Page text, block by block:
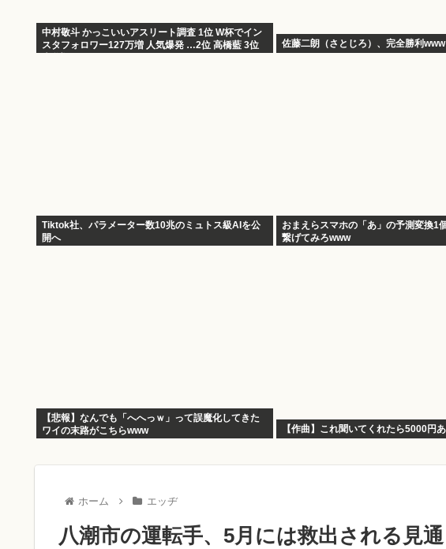
中村敬斗 かっこいいアスリート調査 1位 W杯でイン
スタフォロワー127万増 人気爆発 …2位 高橋藍 3位
佐藤二朗（さとじろ）、完全勝利www
Tiktok社、パラメーター数10兆のミュトス級AIを公
開へ
おまえらスマホの「あ」の予測変換1
繋げてみろwww
【悲報】なんでも「へへっｗ」って誤魔化してきた
ワイの末路がこちらwww
【作曲】これ聞いてくれたら5000円
ホーム エッヂ
八潮市の運転手、5月には救出される見